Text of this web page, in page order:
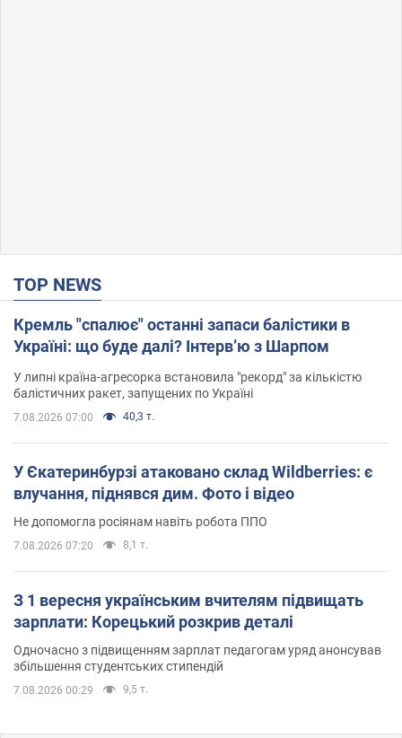
TOP NEWS
Кремль "спалює" останні запаси балістики в
Україні: що буде далі? Інтерв’ю з Шарпом
У липні країна-агресорка встановила "рекорд" за кількістю
балістичних ракет, запущених по Україні
7.08.2026 07:00 40,3 т.
У Єкатеринбурзі атаковано склад Wildberries: є
влучання, піднявся дим. Фото і відео
Не допомогла росіянам навіть робота ППО
7.08.2026 07:20 8,1 т.
З 1 вересня українським вчителям підвищать
зарплати: Корецький розкрив деталі
Одночасно з підвищенням зарплат педагогам уряд анонсував
збільшення студентських стипендій
7.08.2026 00:29 9,5 т.